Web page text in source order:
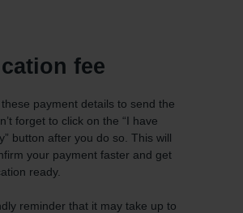
fee
payment details to send the
forget to click on the “I have
button after you do so. This will
your payment faster and get
ready.
reminder that it may take up to